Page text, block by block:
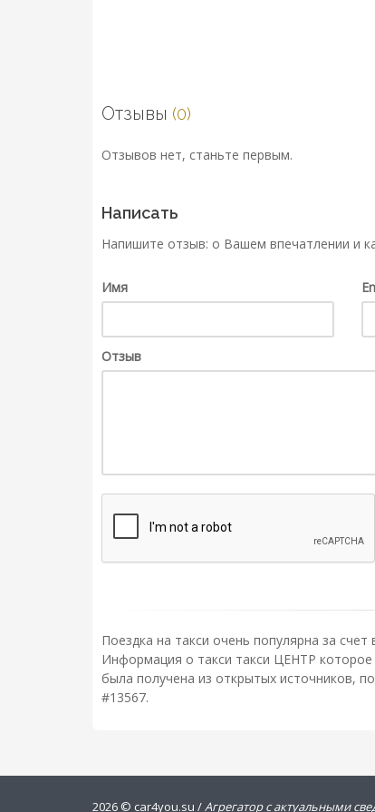
Отзывы (0)
Отзывов нет, станьте первым.
Написать
Напишите отзыв: о Вашем впечатлении и
Имя
Отзыв
Поездка на такси очень популярна за
Информация о такси такси ЦЕНТР которое
была получена из открытых источников,
#13567.
2026 © car4you.su /Агрегатор с актуальными